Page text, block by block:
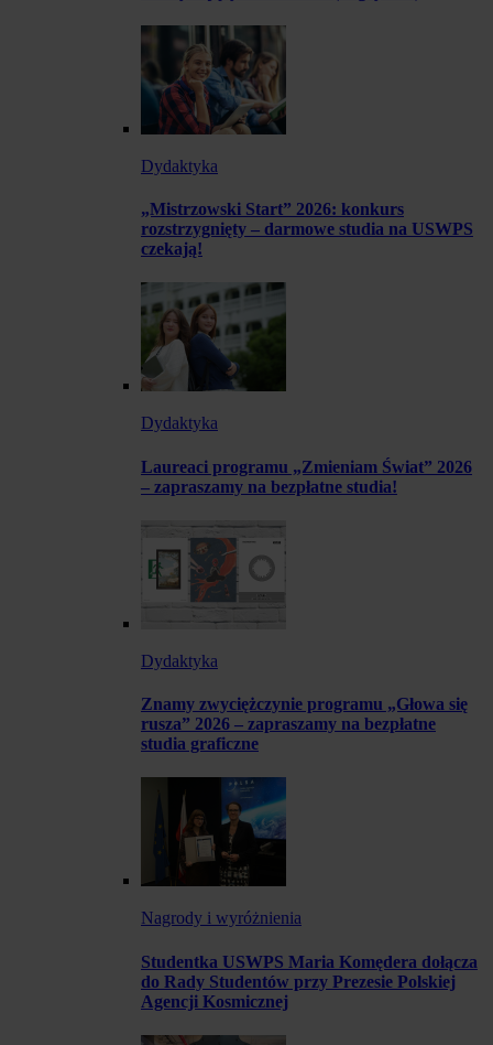
Dydaktyka
„Mistrzowski Start” 2026: konkurs
rozstrzygnięty – darmowe studia na USWPS
czekają!
Dydaktyka
Laureaci programu „Zmieniam Świat” 2026
– zapraszamy na bezpłatne studia!
Dydaktyka
Znamy zwyciężczynie programu „Głowa się
rusza” 2026 – zapraszamy na bezpłatne
studia graficzne
Nagrody i wyróżnienia
Studentka USWPS Maria Komędera dołącza
do Rady Studentów przy Prezesie Polskiej
Agencji Kosmicznej